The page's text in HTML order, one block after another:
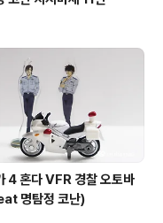
4 혼다 VFR 경찰 오토바
명탐정 코난)